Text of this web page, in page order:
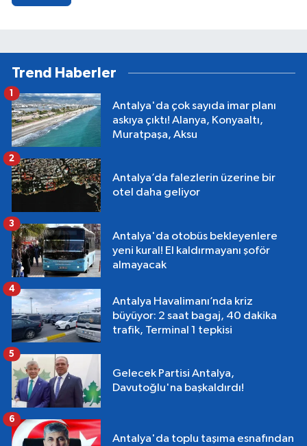
Trend Haberler
Antalya'da çok sayıda imar planı
askıya çıktı! Alanya, Konyaaltı,
Muratpaşa, Aksu
1
Antalya’da falezlerin üzerine bir
otel daha geliyor
2
Antalya'da otobüs bekleyenlere
yeni kural! El kaldırmayanı şoför
almayacak
3
Antalya Havalimanı’nda kriz
büyüyor: 2 saat bagaj, 40 dakika
trafik, Terminal 1 tepkisi
4
Gelecek Partisi Antalya,
Davutoğlu'na başkaldırdı!
5
Antalya'da toplu taşıma esnafından
6